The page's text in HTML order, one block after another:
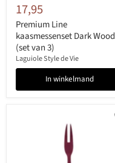
17,95
Premium Line
kaasmessenset Dark Wood
(set van 3)
Laguiole Style de Vie
In winkelmand